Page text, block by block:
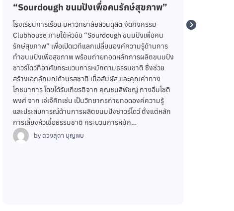
ไฟปรุงฝัน ปี 3
รงเรียนการเรือน ร่วมกับ บริษัท เคซีจี คอร์ปอเรชั่น จำกัด
(มหาชน) จัดโครงการจุดไฟปรุงฝัน ปี 3 เพื่อส่งเสริมการ
เรียนรู้นอกห้องเรียน เปิดโอกาสให้นักศึกษาได้เรียนรู้จากผู้
เชี่ยวชาญในภาคอุตสาหกรรมอาหาร พร้อมเสริมสร้าง
ทักษะ ความคิดสร้างสรรค์ และประสบการณ์ที่สามารถนำ
ไปต่อยอดสู่การประกอบวิชาชีพและการเป็นผู้ประกอบการ
ด้านอาหารในอนาคต และได้จัดกิจกรรมอบรมเชิงปฏิบัติ
การเบเกอรี (วันที่ 4) โดยมี อาจารย์ทรงพล…
byดวงสุดา บุญพบ